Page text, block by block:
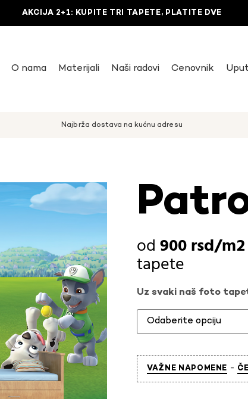
AKCIJA 2+1: KUPITE TRI TAPETE, PLATITE DVE
O nama Materijali Naši radovi Cenovnik
Najbrža dostava na kućnu adresu
900rsd
tapete
Uz svaki naš foto
VAŽNE NAPOMENE -